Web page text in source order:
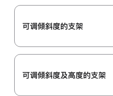
可调倾斜度的支架
可调倾斜度及高‍度的支‍架